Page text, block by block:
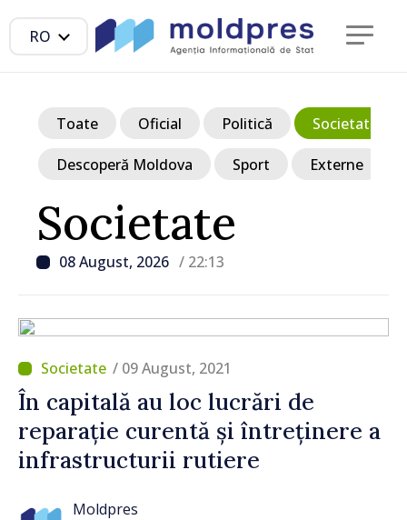
RO
Societate
08 August, 2026 / 22:13
Toate Oficial Politică Societate
Descoperă Moldova Sport Externe
/ 09 August, 2021
În capitală au loc lucrări de
reparație curentă și întreținere a
infrastructurii rutiere
Moldpres